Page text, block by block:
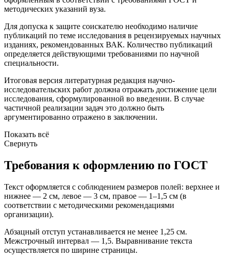
методических указаний вуза.
Для допуска к защите соискателю необходимо наличие
публикаций по теме исследования в рецензируемых научных
изданиях, рекомендованных ВАК. Количество публикаций
определяется действующими требованиями по научной
специальности.
Итоговая версия литературная редакция научно-
исследовательских работ должна отражать достижение цели
исследования, сформулированной во введении. В случае
частичной реализации задач это должно быть
аргументированно отражено в заключении.
Показать всё
Свернуть
Требования к оформлению по ГОСТ
Текст оформляется с соблюдением размеров полей: верхнее и
нижнее — 2 см, левое — 3 см, правое — 1–1,5 см (в
соответствии с методическими рекомендациями
организации).
Абзацный отступ устанавливается не менее 1,25 см.
Межстрочный интервал — 1,5. Выравнивание текста
осуществляется по ширине страницы.